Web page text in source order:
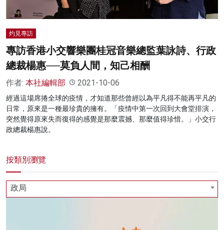
灼見專訪
專訪香港小交響樂團桂冠音樂總監葉詠詩、行政
總裁楊惠──莫負人間，知己相酬
作者: 本社編輯部 2021-10-06
經過這場席捲全球的疫情，才知道那些曾經以為平凡得不能再平凡的
日常，原來是一種最珍貴的擁有。「疫情中第一次回到大會堂排演，
突然覺得原來失而復得的感覺是那麼震撼、那麼值得珍惜。」小交行
政總裁楊惠說。
按類別瀏覽
政局